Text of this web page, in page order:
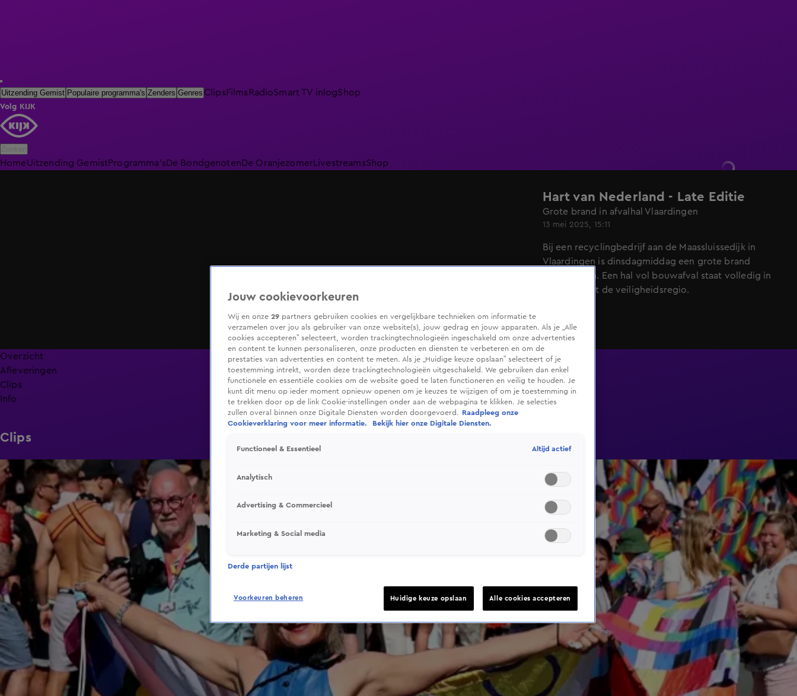
Uitzending Gemist Populaire programma's Zenders Genres ClipsFilmsRadioSmart TV inlogShop
Volg KIJK
HomeUitzending GemistProgramma'sDe BondgenotenDe Oranjezomer LivestreamsShop
Hart van Nederland - Late Editie
Grote brand in afvalhal Vlaardingen
13 mei 2025, 15:11
Bij een recyclingbedrijf aan de Maassluissedijk in
Vlaardingen is dinsdagmiddag een grote brand
uitgebroken. Een hal vol bouwafval staat volledig in
brand, meldt de veiligheidsregio.
Overzicht
Afleveringen
Clips
Info
Clips
0:31
Jouw cookievoorkeuren
Wij en onze 29 partners gebruiken cookies en vergelijkbare technieken om informatie te
verzamelen over jou als gebruiker van onze website(s), jouw gedrag en jouw apparaten. Als je „Alle
cookies accepteren” selecteert, worden trackingtechnologieën ingeschakeld om onze advertenties
en content te kunnen personaliseren, onze producten en diensten te verbeteren en om de
prestaties van advertenties en content te meten. Als je „Huidige keuze opslaan” selecteert of je
toestemming intrekt, worden deze trackingtechnologieën uitgeschakeld. We gebruiken dan enkel
functionele en essentiële cookies om de website goed te laten functioneren en veilig te houden. Je
kunt dit menu op ieder moment opnieuw openen om je keuzes te wijzigen of om je toestemming in
te trekken door op de link Cookie-instellingen onder aan de webpagina te klikken. Je selecties
zullen overal binnen onze Digitale Diensten worden doorgevoerd.
Raadpleeg onze
Cookieverklaring voor meer informatie.
Bekijk hier onze Digitale Diensten.
Functioneel & Essentieel Altijd actief
Analytisch
Advertising & Commercieel
Marketing & Social media
Derde partijen lijst
Voorkeuren beheren Huidige keuze opslaan Alle cookies accepteren